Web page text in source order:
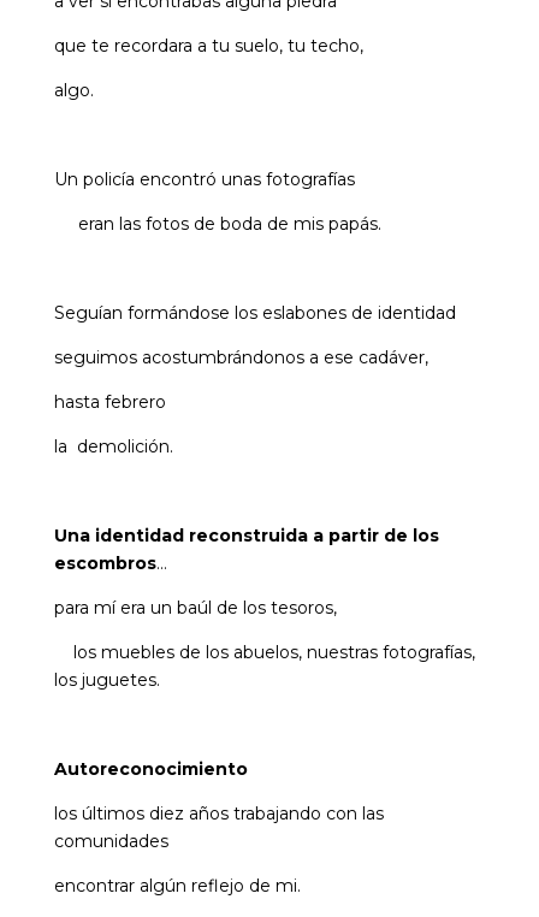
que te recordara a tu suelo, tu techo,
algo.
Un policía encontró unas fotografías
eran las fotos de boda de mis papás.
Seguían formándose los eslabones de identidad
seguimos acostumbrándonos a ese cadáver,
hasta febrero
la demolición.
Una identidad reconstruida a partir de los
escombros…
para mí era un baúl de los tesoros,
los muebles de los abuelos, nuestras fotografías,
los juguetes.
Autoreconocimiento
los últimos diez años trabajando con las
comunidades
encontrar algún reflejo de mi.